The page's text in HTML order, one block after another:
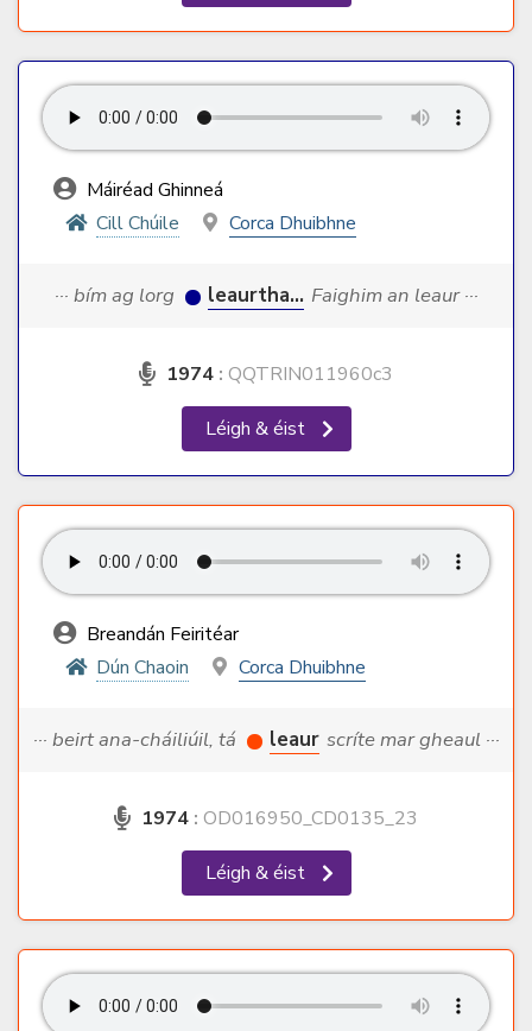
Máiréad Ghinneá
Cill Chúile
Corca Dhuibhne
··· bím ag lorg leaurtha... Faighim an leaur ···
1974 : QQTRIN011960c3
Léigh & éist
Breandán Feiritéar
Dún Chaoin
Corca Dhuibhne
··· beirt ana-cháiliúil, tá leaur scríte mar gheaul ···
1974 : OD016950_CD0135_23
Léigh & éist